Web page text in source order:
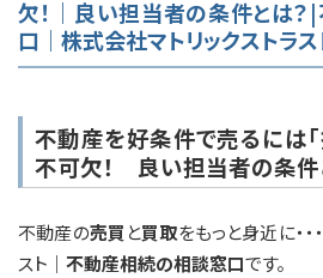
欠！｜良い担当者の条件とは
口｜株式会社マトリックストラス
不動産を好条件で売るには
不可欠！ 良い担当者の条件
不動産の売買 と買取をもっと身近に・
スト｜ 不動産相続の相談窓口です。